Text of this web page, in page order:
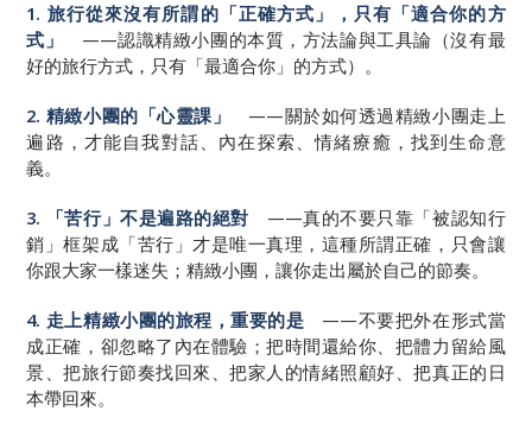
1. 旅行從來沒有所謂的「正確方式」，只有「適合你的方
式」
——認識精緻小團的本質，方法論與工具論（沒有最
好的旅行方式，只有「最適合你」的方式）。
2. 精緻小團的「心靈課」
——關於如何透過精緻小團走上
遍路，才能自我對話、內在探索、情緒療癒，找到生命意
義。
3. 「苦行」不是遍路的絕對 ——真的不要只靠「被認知行
銷」框架成「苦行」才是唯一真理，這種所謂正確，只會讓
你跟大家一樣迷失；精緻小團，讓你走出屬於自己的節奏。
4. 走上精緻小團的旅程，重要的是 ——不要把外在形式當
成正確，卻忽略了內在體驗；把時間還給你、把體力留給風
景、把旅行節奏找回來、把家人的情緒照顧好、把真正的日
本帶回來。